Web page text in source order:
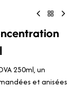
250ml, un
et anisées